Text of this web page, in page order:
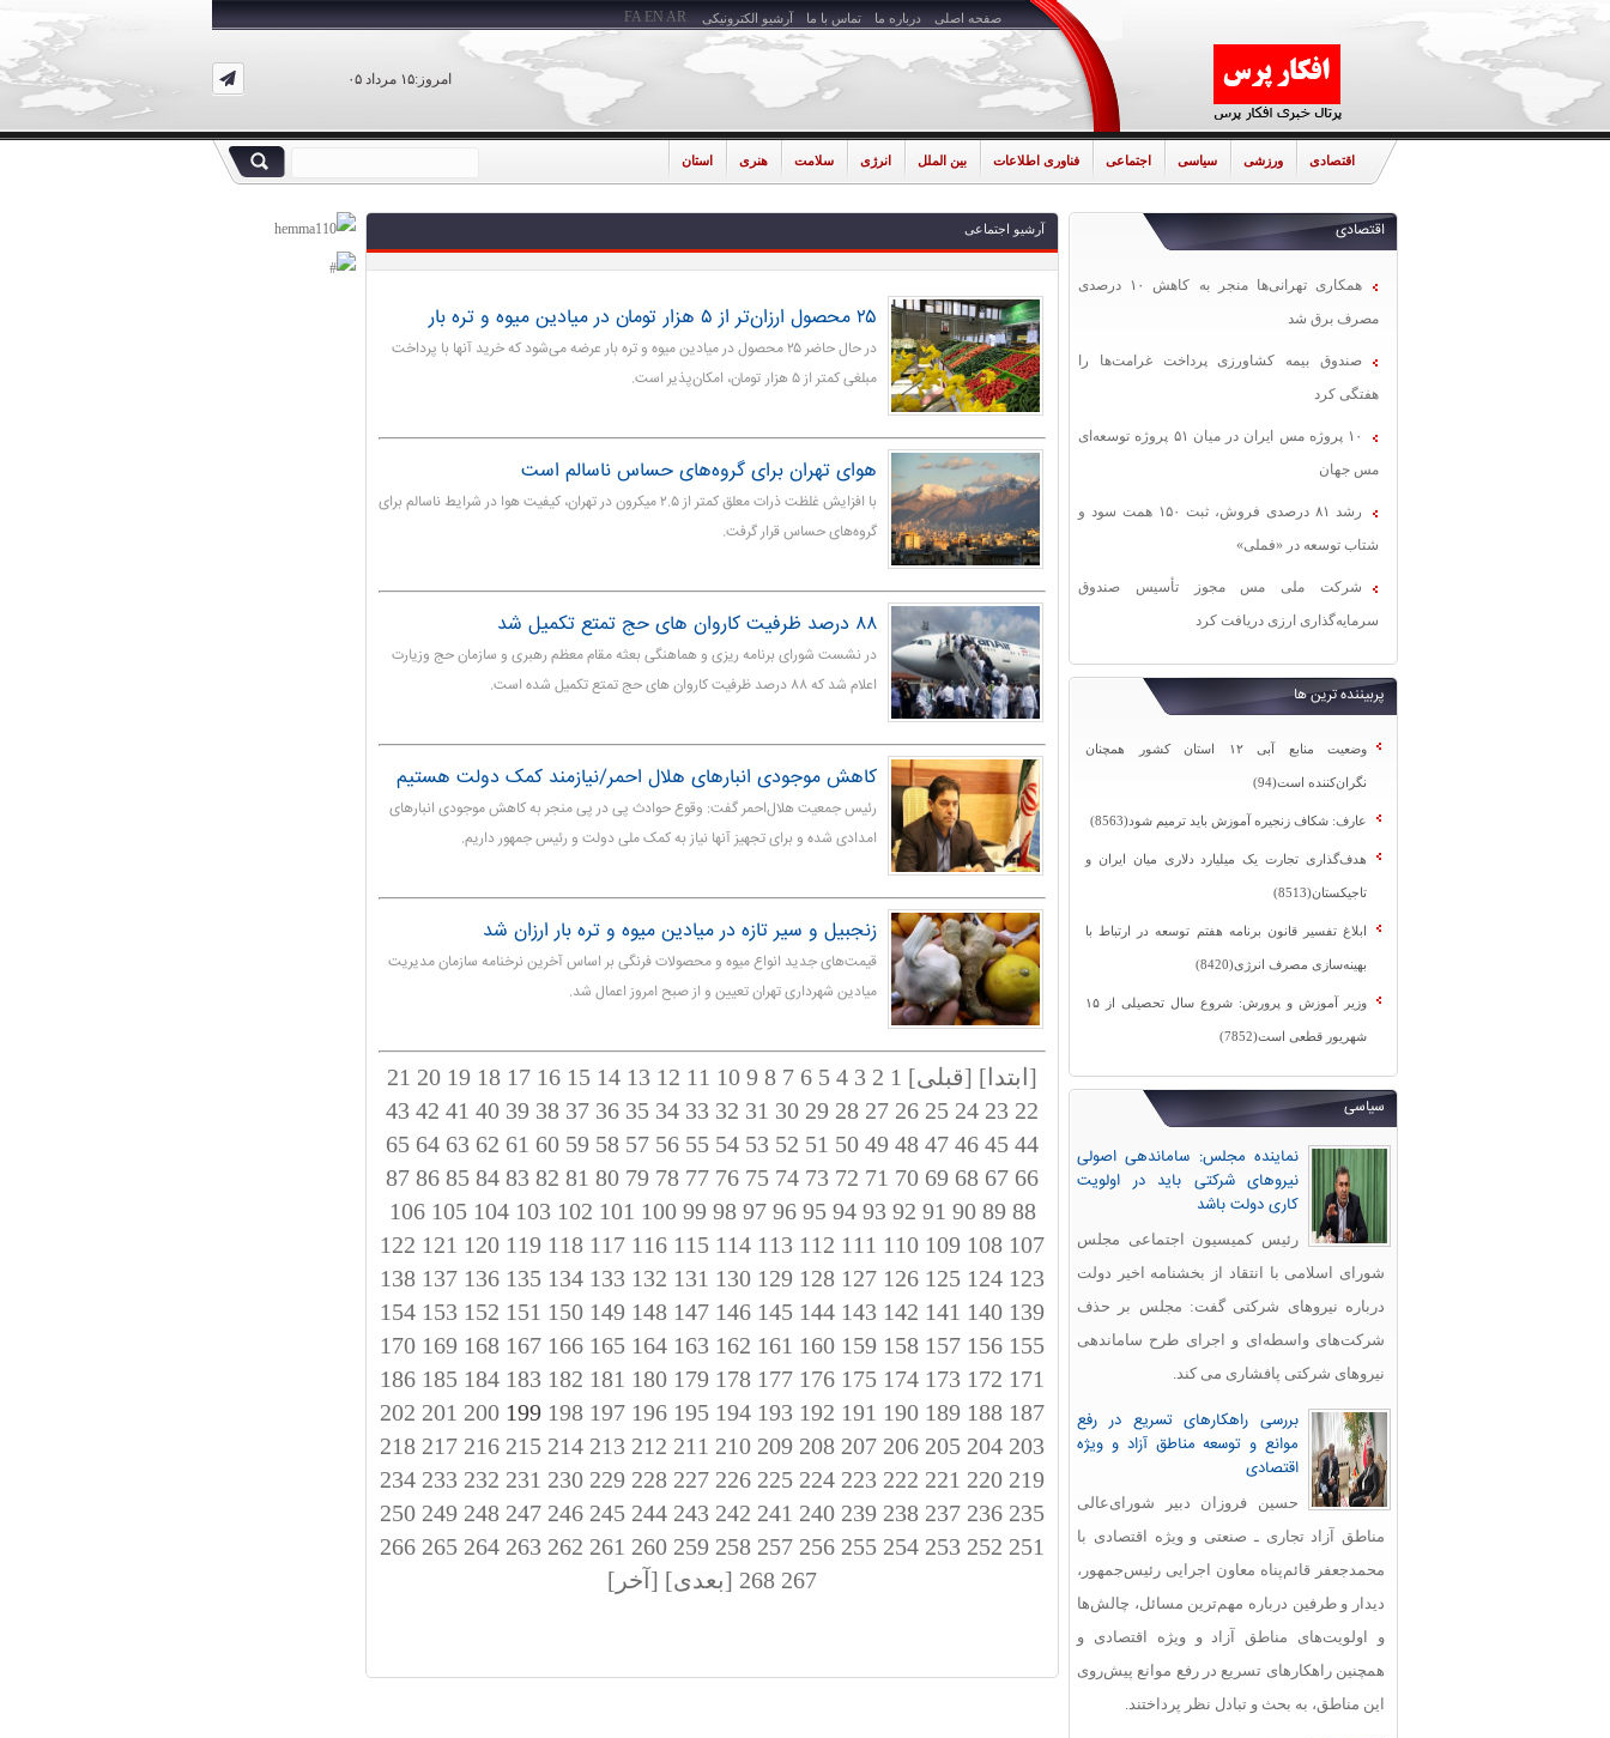
صفحه اصلی درباره ما تماس با ما آرشیو الکترونیکی
امروز:۱۵ مرداد ۰۵
FA EN AR
اقتصادی ورزشی سیاسی اجتماعی فناوری اطلاعات بین الملل انرژی سلامت هنری استان
اقتصادی
همکاری تهرانی‌ها منجر به کاهش ۱۰ درصدی
مصرف برق شد
صندوق بیمه کشاورزی پرداخت غرامت‌ها را
هفتگی کرد
۱۰ پروژه مس ایران در میان ۵۱ پروژه توسعه‌ای
مس جهان
رشد ۸۱ درصدی فروش، ثبت ۱۵۰ همت سود و
شتاب توسعه در «فملی»
شرکت ملی مس مجوز تأسیس صندوق
سرمایه‌گذاری ارزی دریافت کرد
پربیننده ترین ها
وضعیت منابع آبی ۱۲ استان کشور همچنان
نگران‌کننده است(94)
عارف: شکاف زنجیره آموزش باید ترمیم شود(8563)
هدف‌گذاری تجارت یک میلیارد دلاری میان ایران و
تاجیکستان(8513)
ابلاغ تفسیر قانون برنامه هفتم توسعه در ارتباط با
بهینه‌سازی مصرف انرژی(8420)
وزیر آموزش و پرورش: شروع سال تحصیلی از ۱۵
شهریور قطعی است(7852)
سیاسی
نماینده مجلس: ساماندهی اصولی
نیروهای شرکتی باید در اولویت
کاری دولت باشد
رئیس کمیسیون اجتماعی مجلس
شورای اسلامی با انتقاد از بخشنامه اخیر دولت
درباره نیروهای شرکتی گفت: مجلس بر حذف
شرکت‌های واسطه‌ای و اجرای طرح ساماندهی
نیروهای شرکتی پافشاری می کند.
بررسی راهکارهای تسریع در رفع
موانع و توسعه مناطق آزاد و ویژه
اقتصادی
حسین فروزان دبیر شورای‌عالی
مناطق آزاد تجاری ـ صنعتی و ویژه اقتصادی با
محمدجعفر قائم‌پناه معاون اجرایی رئیس‌جمهور،
دیدار و طرفین درباره مهم‌ترین مسائل، چالش‌ها
و اولویت‌های مناطق آزاد و ویژه اقتصادی و
همچنین راهکارهای تسریع در رفع موانع پیش‌روی
این مناطق، به بحث و تبادل نظر پرداختند.
آرشیو اجتماعی
۲۵ محصول ارزان‌تر از ۵ هزار تومان در میادین میوه و تره بار
در حال حاضر ۲۵ محصول در میادین میوه و تره بار عرضه می‌شود که خرید آنها با پرداخت
مبلغی کمتر از ۵ هزار تومان، امکان‌پذیر است.
هوای تهران برای گروه‌های حساس ناسالم است
با افزایش غلظت ذرات معلق کمتر از ۲.۵ میکرون در تهران، کیفیت هوا در شرایط ناسالم برای
گروه‌های حساس قرار گرفت.
۸۸ درصد ظرفیت کاروان های حج تمتع تکمیل شد
در نشست شورای برنامه ریزی و هماهنگی بعثه مقام معظم رهبری و سازمان حج وزیارت
اعلام شد که ۸۸ درصد ظرفیت کاروان های حج تمتع تکمیل شده است.
کاهش موجودی انبارهای هلال احمر/نیازمند کمک دولت هستیم
رئیس جمعیت هلال‌احمر گفت: وقوع حوادث پی در پی منجر به کاهش موجودی انبارهای
امدادی شده و برای تجهیز آنها نیاز به کمک ملی دولت و رئیس جمهور داریم.
زنجبیل و سیر تازه در میادین میوه و تره بار ارزان شد
قیمت‌های جدید انواع میوه و محصولات فرنگی بر اساس آخرین نرخنامه سازمان مدیریت
میادین شهرداری تهران تعیین و از صبح امروز اعمال شد.
[ابتدا] [قبلی] 1
2
3
4
5
6
7
8
9
10
11
12
13
14
15
16
17
18
19
20
21
22
23
24
25
26
27
28
29
30
31
32
33
34
35
36
37
38
39
40
41
42
43
44
45
46
47
48
49
50
51
52
53
54
55
56
57
58
59
60
61
62
63
64
65
66
67
68
69
70
71
72
73
74
75
76
77
78
79
80
81
82
83
84
85
86
87
88
89
90
91
92
93
94
95
96
97
98
99
100
101
102
103
104
105
106
107
108
109
110
111
112
113
114
115
116
117
118
119
120
121
122
123
124
125
126
127
128
129
130
131
132
133
134
135
136
137
138
139
140
141
142
143
144
145
146
147
148
149
150
151
152
153
154
155
156
157
158
159
160
161
162
163
164
165
166
167
168
169
170
171
172
173
174
175
176
177
178
179
180
181
182
183
184
185
186
187
188
189
190
191
192
193
194
195
196
197
198
200
201
202
203
204
205
206
207
208
209
210
211
212
213
214
215
216
217
218
219
220
221
222
223
224
225
226
227
228
229
230
231
232
233
234
235
236
237
238
239
240
241
242
243
244
245
246
247
248
249
250
251
252
253
254
255
256
257
258
259
260
261
262
263
264
265
266
267
268 [بعدی] [آخر]